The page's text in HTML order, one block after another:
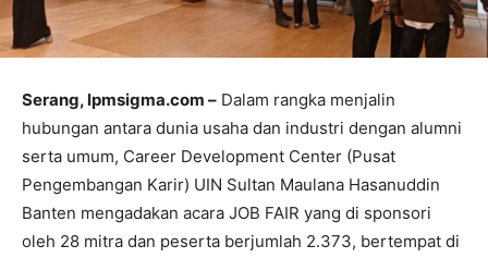
Serang, lpmsigma.com – Dalam rangka menjalin
hubungan antara dunia usaha dan industri dengan alumni
serta umum, Career Development Center (Pusat
Pengembangan Karir) UIN Sultan Maulana Hasanuddin
Banten mengadakan acara JOB FAIR yang di sponsori
oleh 28 mitra dan peserta berjumlah 2.373, bertempat di